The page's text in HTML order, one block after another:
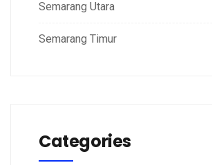
Semarang Utara
Semarang Timur
Categories